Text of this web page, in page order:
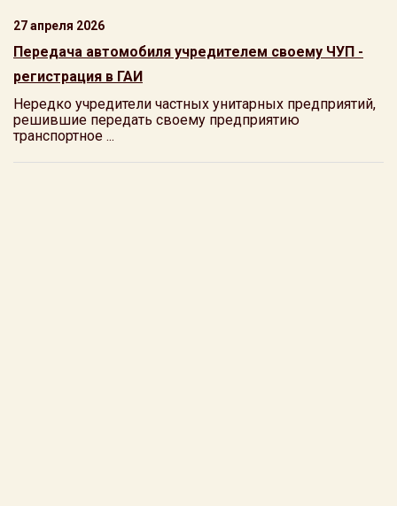
27 апреля 2026
Передача автомобиля учредителем своему ЧУП -
регистрация в ГАИ
Нередко учредители частных унитарных предприятий,
решившие передать своему предприятию
транспортное ...